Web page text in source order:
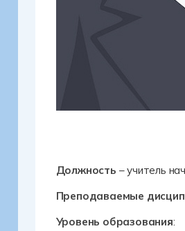
Должность – учитель
Преподаваемые
Уровень образования: